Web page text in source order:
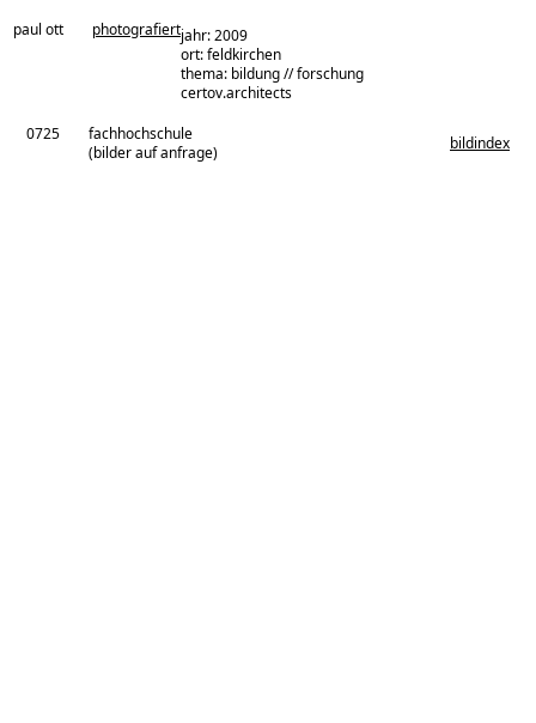
paul ott photografiertjahr: 2009
ort: feldkirchen
thema: bildung // forschung
architekturbüro:
certov.architects
0725
fachhochschule
(bilder auf anfrage)
bildindex